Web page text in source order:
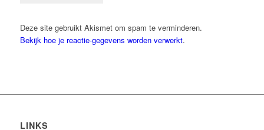
Deze site gebruikt Akismet om spam te verminderen.
Bekijk hoe je reactie-gegevens worden verwerkt.
LINKS